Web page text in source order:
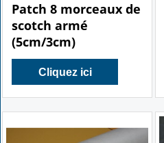
Patch 8 morceaux de
scotch armé
(5cm/3cm)
Cliquez ici